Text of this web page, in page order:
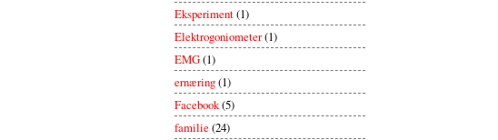
Eksperiment(1)
Elektrogoniometer(1)
EMG(1)
ernæring(1)
Facebook(5)
familie(24)